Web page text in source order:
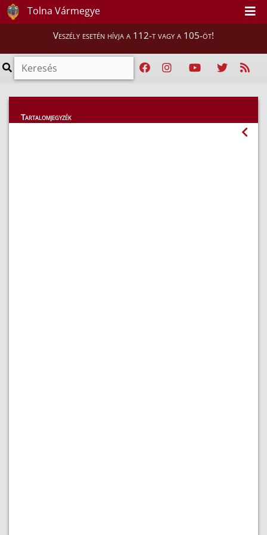
Tolna Vármegye
Veszély esetén hívja a 112-t vagy a 105-öt!
Közérdekű adatok
Tartalomjegyzék